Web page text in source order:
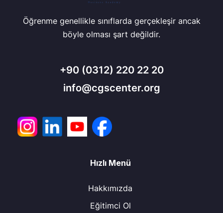
Öğrenme genellikle sınıflarda gerçekleşir ancak
böyle olması şart değildir.
+90 (0312) 220 22 20
info@cgscenter.org
Hızlı Menü
Hakkımızda
Eğitimci Ol